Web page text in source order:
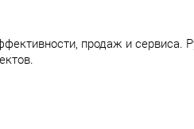
продаж и сервиса.